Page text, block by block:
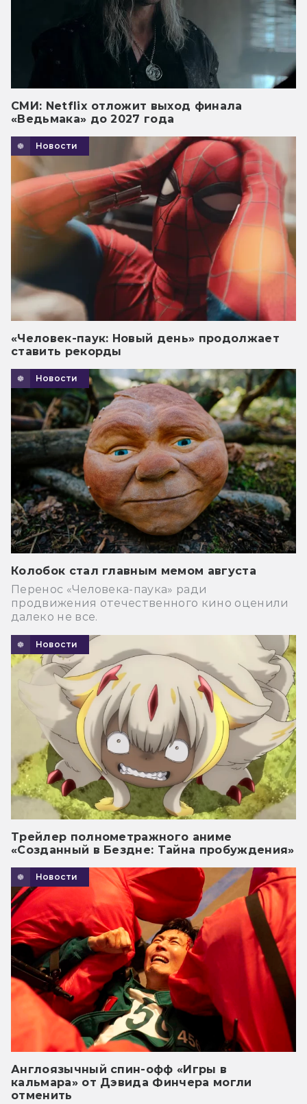
СМИ: Netflix отложит выход финала
«Ведьмака» до 2027 года
Новости
«Человек-паук: Новый день» продолжает
ставить рекорды
Новости
Колобок стал главным мемом августа
Перенос «Человека-паука» ради
продвижения отечественного кино оценили
далеко не все.
Новости
Трейлер полнометражного аниме
«Созданный в Бездне: Тайна пробуждения»
Новости
Англоязычный спин-офф «Игры в
кальмара» от Дэвида Финчера могли
отменить